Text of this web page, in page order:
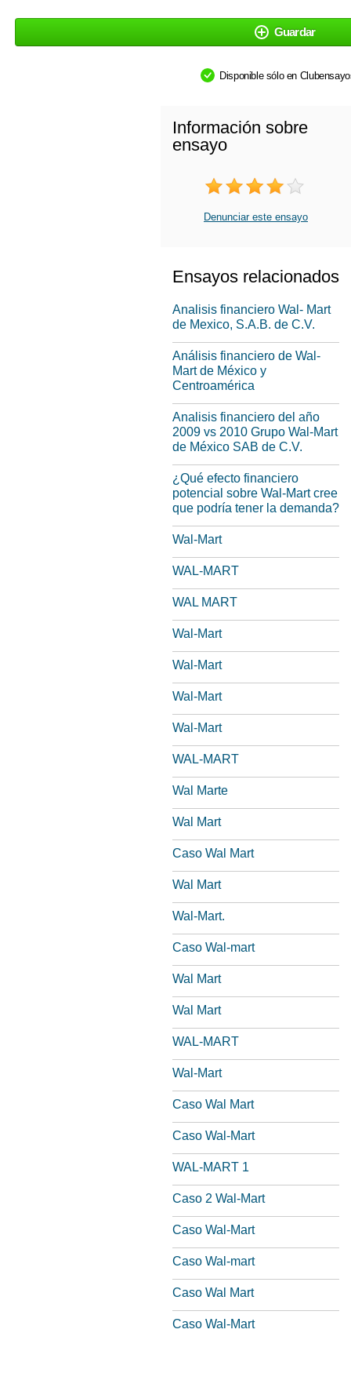
Guardar
Disponible sólo en
Información sobre
ensayo
Denunciar este ensayo
Ensayos relacionados
Analisis financiero Wal- Mart
de Mexico, S.A.B. de C.V.
Análisis financiero de Wal-
Mart de México y
Centroamérica
Analisis financiero del año
2009 vs 2010 Grupo Wal-Mart
de México SAB de C.V.
¿Qué efecto financiero
potencial sobre Wal-Mart cree
que podría tener la demanda?
Wal-Mart
WAL-MART
WAL MART
Wal-Mart
Wal-Mart
Wal-Mart
Wal-Mart
WAL-MART
Wal Marte
Wal Mart
Caso Wal Mart
Wal Mart
Wal-Mart.
Caso Wal-mart
Wal Mart
Wal Mart
WAL-MART
Wal-Mart
Caso Wal Mart
Caso Wal-Mart
WAL-MART 1
Caso 2 Wal-Mart
Caso Wal-Mart
Caso Wal-mart
Caso Wal Mart
Caso Wal-Mart